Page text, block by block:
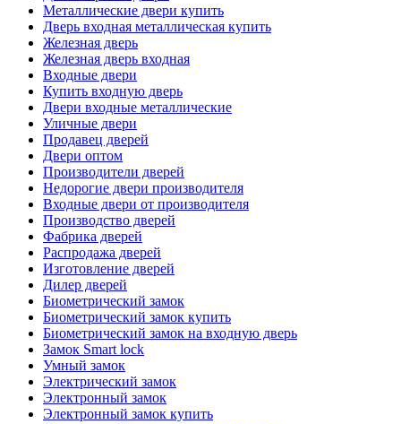
Металлические двери купить
Дверь входная металлическая купить
Железная дверь
Железная дверь входная
Входные двери
Купить входную дверь
Двери входные металлические
Уличные двери
Продавец дверей
Двери оптом
Производители дверей
Недорогие двери производителя
Входные двери от производителя
Производство дверей
Фабрика дверей
Распродажа дверей
Изготовление дверей
Дилер дверей
Биометрический замок
Биометрический замок купить
Биометрический замок на входную дверь
Замок Smart lock
Умный замок
Электрический замок
Электронный замок
Электронный замок купить